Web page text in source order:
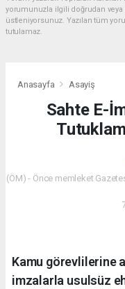
yorumunuzla ilgili doğrudan veya
üstleniyorsunuz. Yazılan tüm
tutulamaz.
Anasayfa Asayiş
Sahte E-
(ÖM) - Önce memleket
Kamu görevlilerine
imzalarla usulsüz